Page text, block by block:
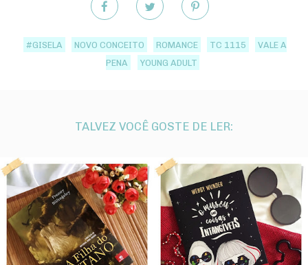
#GISELA NOVO CONCEITO ROMANCE TC 1115
VALE A
PENA
YOUNG ADULT
TALVEZ VOCÊ GOSTE DE LER: